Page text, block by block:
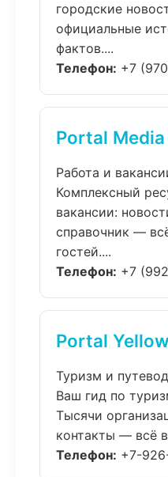
городские
официальные
фактов....
Телефон: +7
Portal
Работа и
Комплексный
вакансии:
справочник —
гостей....
Телефон: +7
Portal
Туризм и
Ваш гид по
Тысячи
контакты — всё
Телефон: +7-